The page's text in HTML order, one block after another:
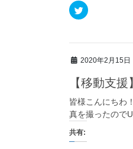
で
開
き
)
ク
リ
て
w
i
t
e
で
共
有
(
新
し
い
2020年2月15日
【移動支
皆様こんにちわ
真を撮ったので
共有: